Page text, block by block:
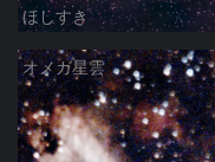
ほしすき
オメガ星雲